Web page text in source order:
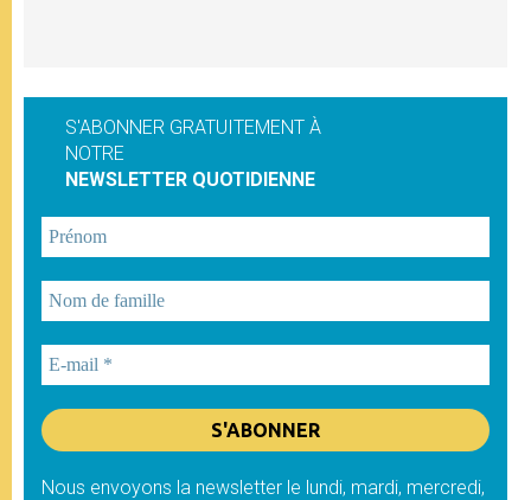
S'ABONNER GRATUITEMENT À
NOTRE
NEWSLETTER QUOTIDIENNE
Nous envoyons la newsletter le lundi, mardi, mercredi,